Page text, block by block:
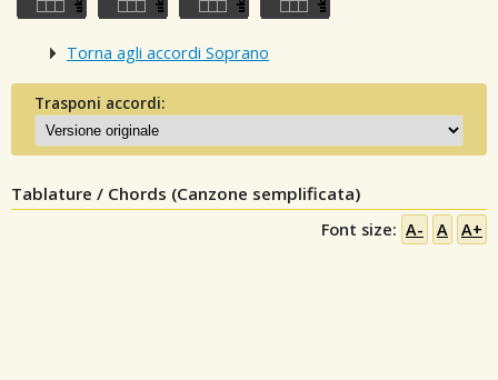
Torna agli accordi Soprano
Trasponi accordi:
Tablature / Chords (Canzone semplificata)
Font size: A- A A+